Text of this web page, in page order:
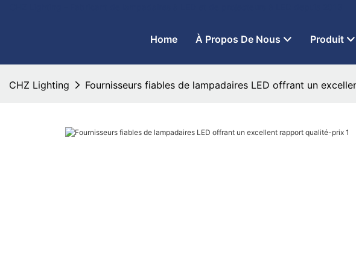
Home À Propos De Nous Produit
CHZ Lighting Fournisseurs fiables de lampadaires LED offrant un